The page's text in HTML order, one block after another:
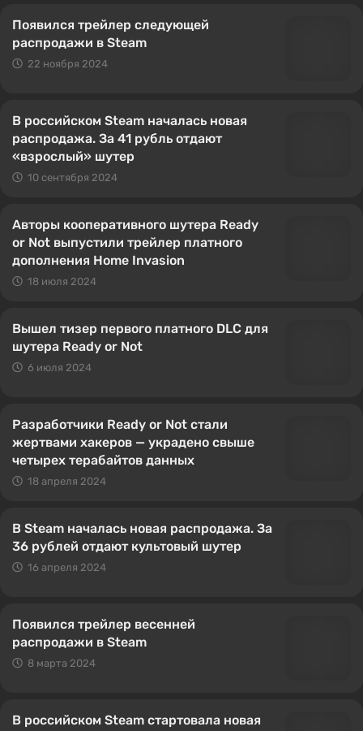
Появился трейлер следующей
распродажи в Steam
22 ноября 2024
В российском Steam началась новая
распродажа. За 41 рубль отдают
«взрослый» шутер
10 сентября 2024
Авторы кооперативного шутера Ready
or Not выпустили трейлер платного
дополнения Home Invasion
18 июля 2024
Вышел тизер первого платного DLC для
шутера Ready or Not
6 июля 2024
Разработчики Ready or Not стали
жертвами хакеров — украдено свыше
четырех терабайтов данных
18 апреля 2024
В Steam началась новая распродажа. За
36 рублей отдают культовый шутер
16 апреля 2024
Появился трейлер весенней
распродажи в Steam
8 марта 2024
В российском Steam стартовала новая